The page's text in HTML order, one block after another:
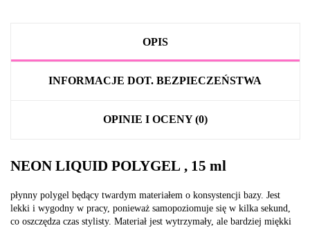
OPIS
INFORMACJE DOT. BEZPIECZEŃSTWA
OPINIE I OCENY (0)
NEON LIQUID POLYGEL , 15 ml
płynny polygel będący twardym materiałem o konsystencji bazy. Jest
lekki i wygodny w pracy, ponieważ samopoziomuje się w kilka sekund,
co oszczędza czas stylisty. Materiał jest wytrzymały, ale bardziej miękki